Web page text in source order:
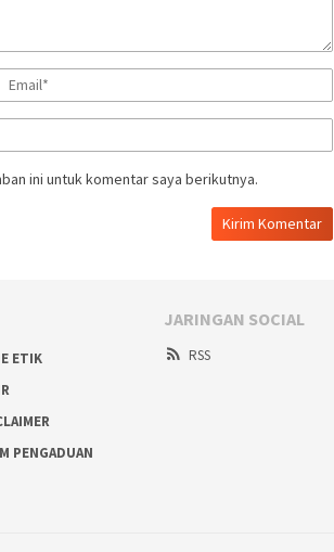
ini untuk komentar saya berikutnya.
ETIK
PENGADUAN
JARINGAN SOCIAL
RSS